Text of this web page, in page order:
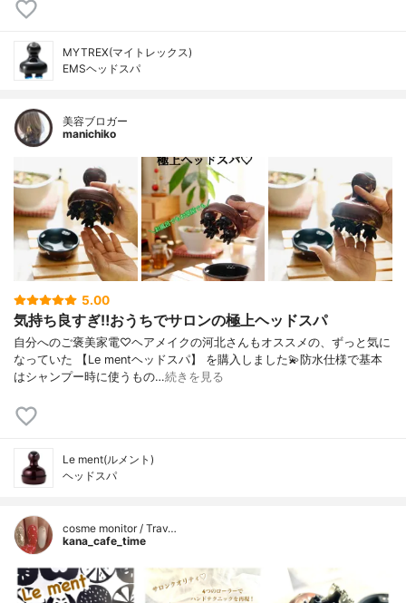
MYTREX(マイトレックス)
EMSヘッドスパ
美容ブロガー
manichiko
5.00
気持ち良すぎ‼︎おうちでサロンの極上ヘッドスパ
自分へのご褒美家電♡ヘアメイクの河北さんもオススメの、ずっと気に
なっていた 【Le mentヘッドスパ】 を購入しました💫防水仕様で基本
はシャンプー時に使うもの…続きを見る
Le ment(ルメント)
ヘッドスパ
cosme monitor / Trav…
kana_cafe_time